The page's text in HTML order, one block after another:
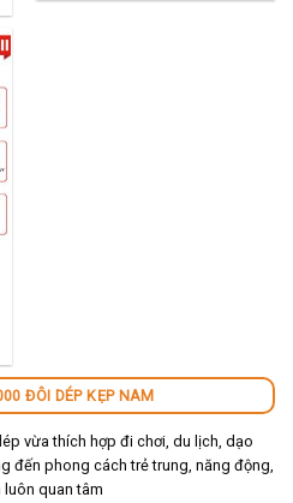
ĐÔI DÉP KẸP NAM
vừa thích hợp đi chơi, du lịch, dạo
đến phong cách trẻ trung, năng động,
quan tâm